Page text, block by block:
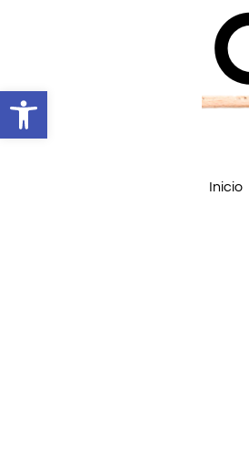
Abrir barra de herramientas
Inicio